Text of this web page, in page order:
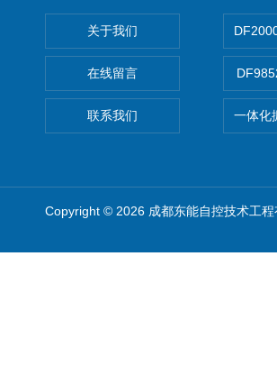
关于我们
在线留言
联系我们 一体化
Copyright © 2026 成都东能自控技术工